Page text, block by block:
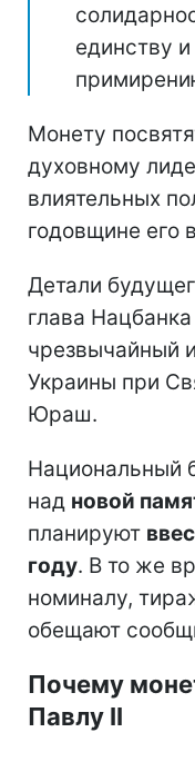
единству
Монету
духовному
влиятельных
годовщине его
Детали
глава
чрезвычайный
Украины при
Юраш.
Национальный
над новой
планируют
году. В то же
номиналу,
обещают
Почему
Павлу II